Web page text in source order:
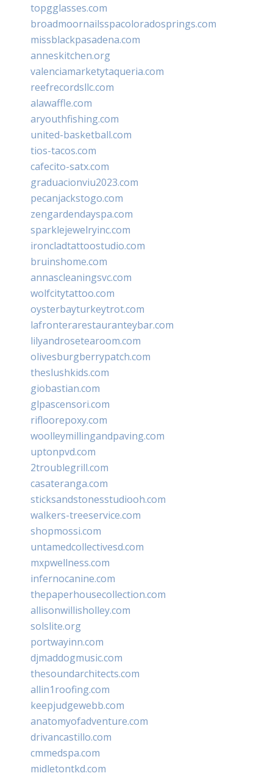
topgglasses.com
broadmoornailsspacoloradosprings.com
missblackpasadena.com
anneskitchen.org
valenciamarketytaqueria.com
reefrecordsllc.com
alawaffle.com
aryouthfishing.com
united-basketball.com
tios-tacos.com
cafecito-satx.com
graduacionviu2023.com
pecanjackstogo.com
zengardendayspa.com
sparklejewelryinc.com
ironcladtattoostudio.com
bruinshome.com
annascleaningsvc.com
wolfcitytattoo.com
oysterbayturkeytrot.com
lafronterarestauranteybar.com
lilyandrosetearoom.com
olivesburgberrypatch.com
theslushkids.com
giobastian.com
glpascensori.com
rifloorepoxy.com
woolleymillingandpaving.com
uptonpvd.com
2troublegrill.com
casateranga.com
sticksandstonesstudiooh.com
walkers-treeservice.com
shopmossi.com
untamedcollectivesd.com
mxpwellness.com
infernocanine.com
thepaperhousecollection.com
allisonwillisholley.com
solslite.org
portwayinn.com
djmaddogmusic.com
thesoundarchitects.com
allin1roofing.com
keepjudgewebb.com
anatomyofadventure.com
drivancastillo.com
cmmedspa.com
midletontkd.com